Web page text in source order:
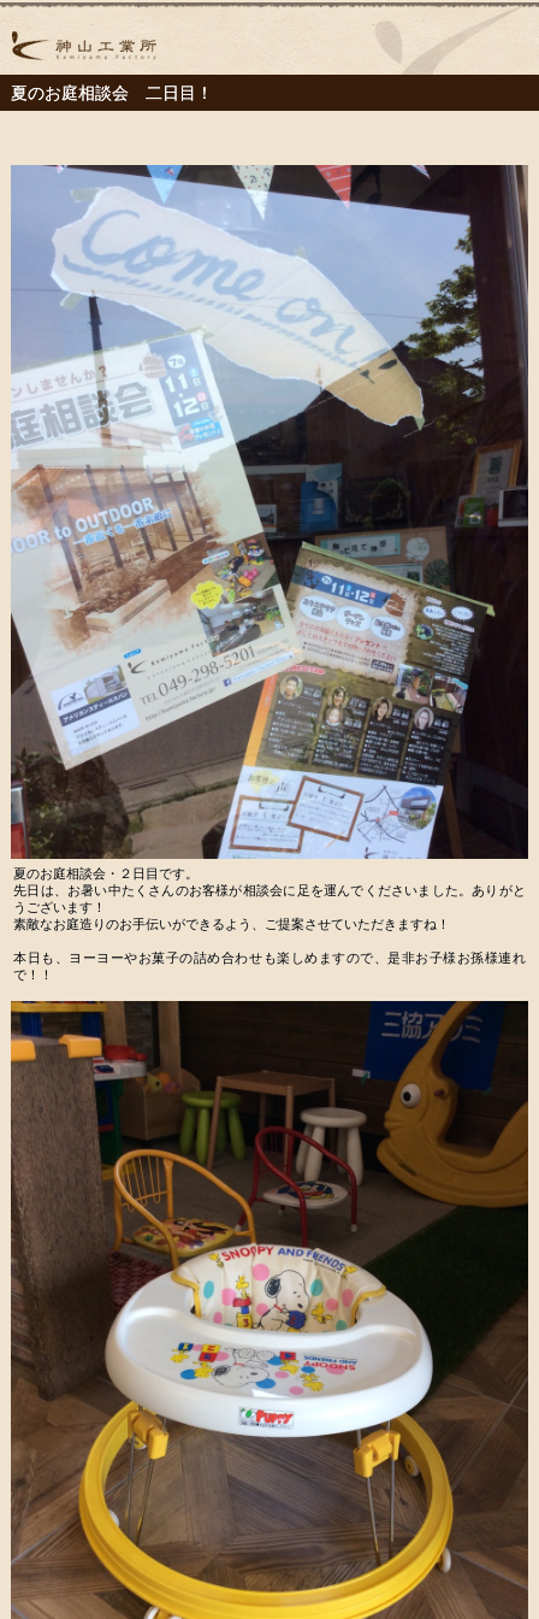
夏のお庭相談会 二日目！
夏のお庭相談会・２日目です。
先日は、お暑い中たくさんのお客様が相談会に足を運んでくださいました。ありがと
うございます！
素敵なお庭造りのお手伝いができるよう、ご提案させていただきますね！
本日も、ヨーヨーやお菓子の詰め合わせも楽しめますので、是非お子様お孫様連れ
で！！